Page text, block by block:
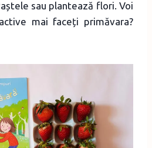
sau plantează flori. Voi
mai faceți primăvara?